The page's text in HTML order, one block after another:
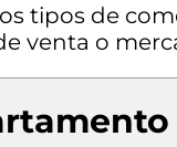
tipos de
venta o